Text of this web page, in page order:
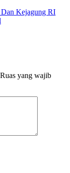
Kejagung RI
Ruas yang wajib